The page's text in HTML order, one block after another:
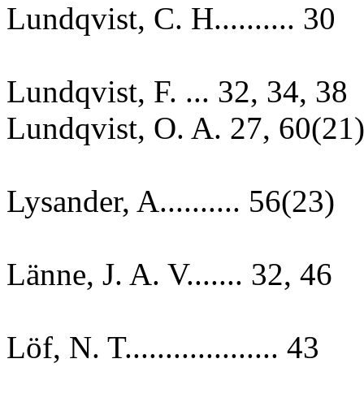
Lundqvist, C. H.......... 30
Lundqvist, F. ... 32, 34, 38
Lundqvist, O. A. 27, 60(21)
Lysander, A.......... 56(23)
Länne, J. A. V....... 32, 46
Löf, N. T................... 43